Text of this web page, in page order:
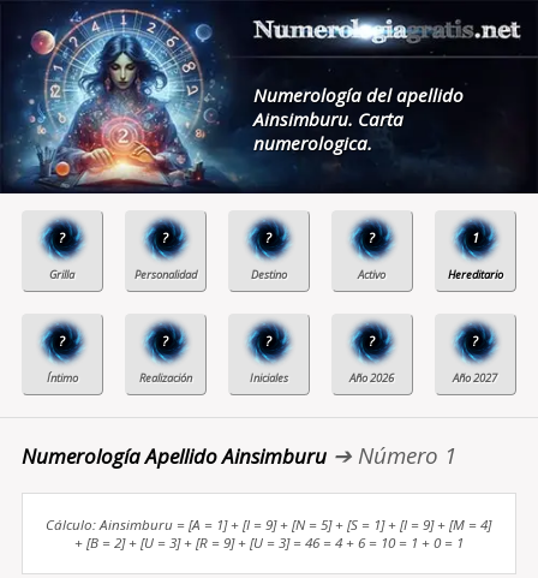
Numerología del apellido
Ainsimburu. Carta
numerologica.
? ? ? ? 1
? ? ? ? ?
Numerología Apellido Ainsimburu➔ Número 1
Cálculo: Ainsimburu = [A = 1] + [I = 9] + [N = 5] + [S = 1] + [I = 9] + [M = 4]
+ [B = 2] + [U = 3] + [R = 9] + [U = 3] = 46 = 4 + 6 = 10 = 1 + 0 = 1